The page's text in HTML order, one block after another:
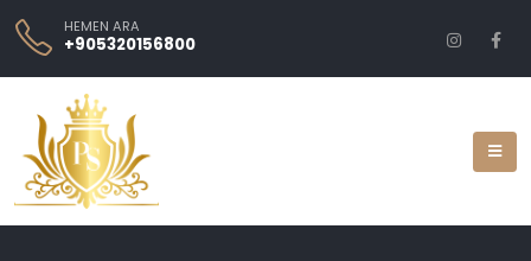
HEMEN ARA
+905320156800